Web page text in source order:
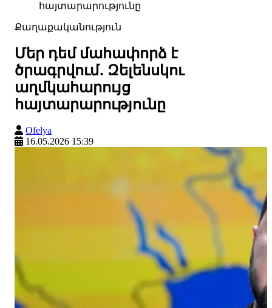
հայտարարությունը
Քաղաքականություն
Մեր դեմ մահափորձ է
ծրագրվում․ Զելենսկու
աղմկահարույց
հայտարարությունը
Ofelya
16.05.2026 15:39